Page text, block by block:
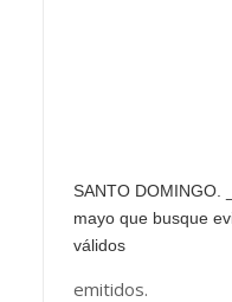
SANTO DOMINGO.
mayo que busque
válidos
emitidos.